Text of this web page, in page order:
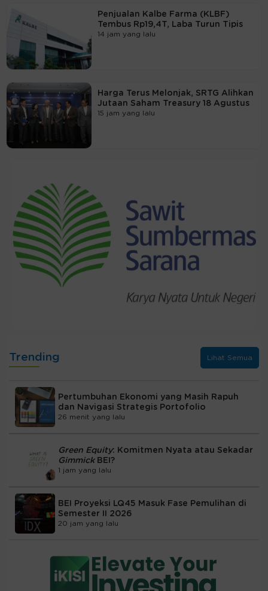
Penjualan Kalbe Farma (KLBF)
Tembus Rp19,4T, Laba Turun Tipis
14 jam yang lalu
Harga Terus Melonjak, SRTG Alihkan
Jutaan Saham Treasury 18 Agustus
15 jam yang lalu
Trending Lihat Semua
Pertumbuhan Ekonomi yang Masih Rapuh
dan Navigasi Strategis Portofolio
26 menit yang lalu
Green Equity: Komitmen Nyata atau Sekadar
Gimmick BEI?
1 jam yang lalu
BEI Proyeksi LQ45 Masuk Fase Pemulihan di
Semester II 2026
20 jam yang lalu